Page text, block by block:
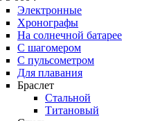
Электронные
Хронографы
На солнечной батарее
С шагомером
С пульсометром
Для плавания
Браслет
Стальной
Титановый